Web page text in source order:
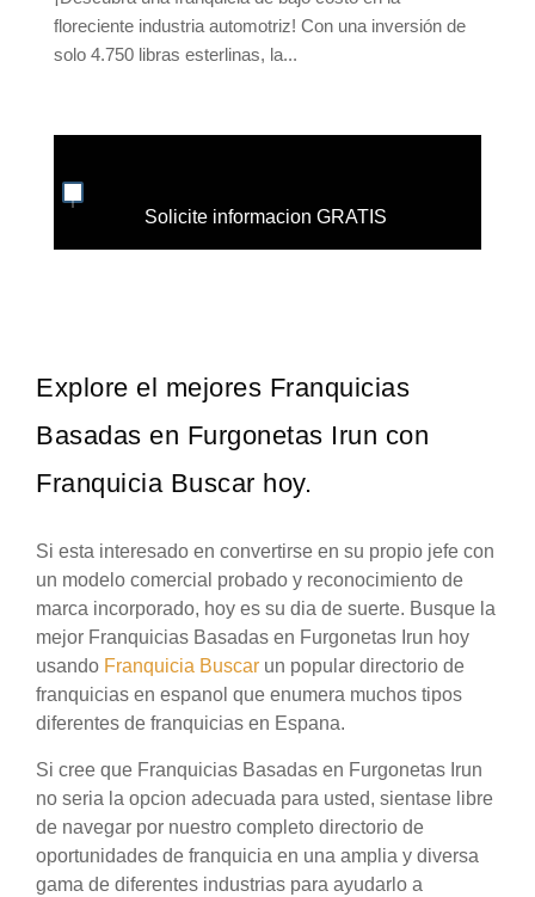
floreciente industria automotriz! Con una inversión de
solo 4.750 libras esterlinas, la...
Solicite informacion GRATIS
Explore el mejores Franquicias
Basadas en Furgonetas Irun con
Franquicia Buscar hoy.
Si esta interesado en convertirse en su propio jefe con
un modelo comercial probado y reconocimiento de
marca incorporado, hoy es su dia de suerte. Busque la
mejor Franquicias Basadas en Furgonetas Irun hoy
usando Franquicia Buscar un popular directorio de
franquicias en espanol que enumera muchos tipos
diferentes de franquicias en Espana.
Si cree que Franquicias Basadas en Furgonetas Irun
no seria la opcion adecuada para usted, sientase libre
de navegar por nuestro completo directorio de
oportunidades de franquicia en una amplia y diversa
gama de diferentes industrias para ayudarlo a